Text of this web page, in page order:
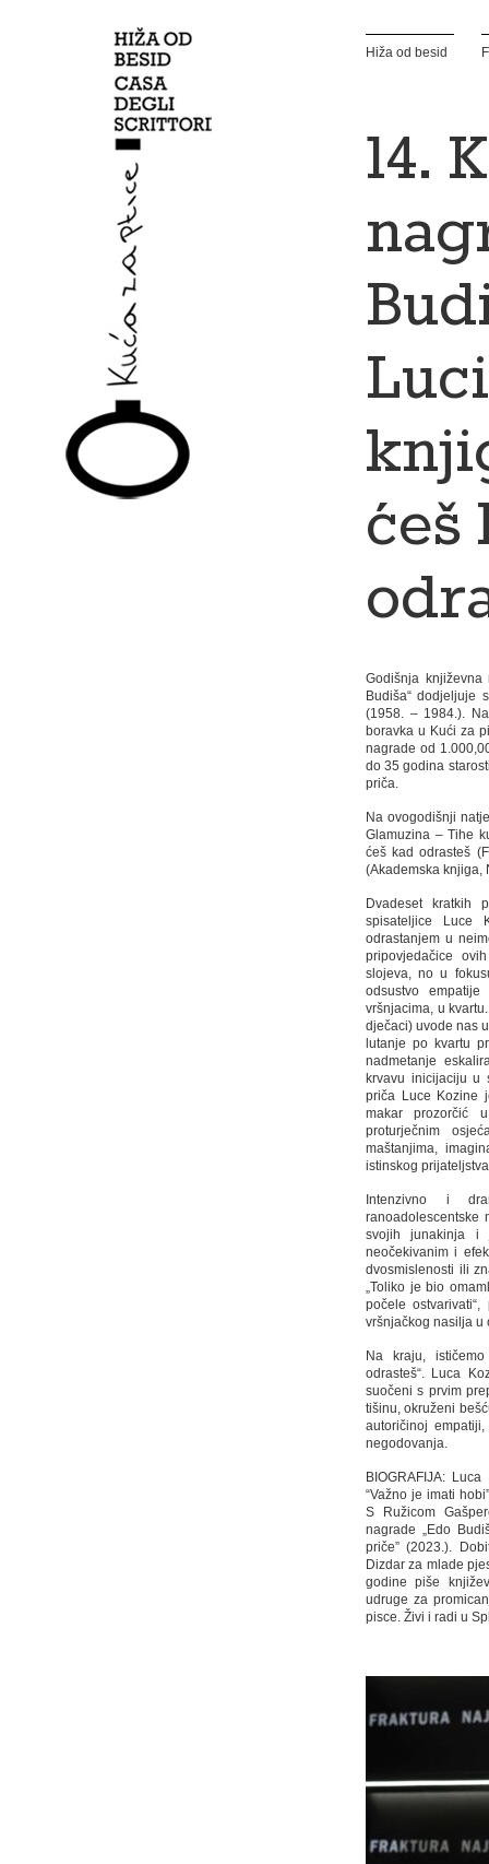
Hiža od besid
14.
ćeš
Godišnja književna
Budiša“ dodjeljuje
(1958. – 1984.).
boravka u Kući za
nagrade od
do 35 godina
priča.
Na ovogodišnji
Glamuzina – Tihe
ćeš kad odrasteš
(Akademska knjiga,
Dvadeset kratkih
spisateljice Luce
odrastanjem u
pripovjedačice
slojeva, no u
odsustvo
vršnjacima, u
dječaci) uvode nas
lutanje po kvartu
nadmetanje
krvavu inicijaciju u
priča Luce Kozine
makar prozorčić
proturječnim
maštanjima,
istinskog
Intenzivno i
ranoadolescentske
svojih junakinja i
neočekivanim i
dvosmislenosti ili
„Toliko je bio
počele
vršnjačkog nasilja u
Na kraju,
odrasteš“. Luca
suočeni s prvim
tišinu, okruženi
autoričinoj
negodovanja.
BIOGRAFIJA:
“Važno je imati
S Ružicom
nagrade „Edo
priče” (2023.).
Dizdar za mlade
godine piše
udruge za
pisce. Živi i radi u